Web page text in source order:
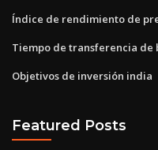
Índice de rendimiento de
Tiempo de transferencia
Objetivos de inversión india
Featured Posts